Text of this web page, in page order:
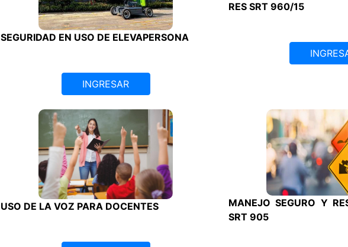
SEGURIDAD EN USO DE ELEVAPERSONA
INGRESAR
RES SRT 960/15
USO DE LA VOZ PARA DOCENTES
MANEJO SEGURO Y
SRT 905